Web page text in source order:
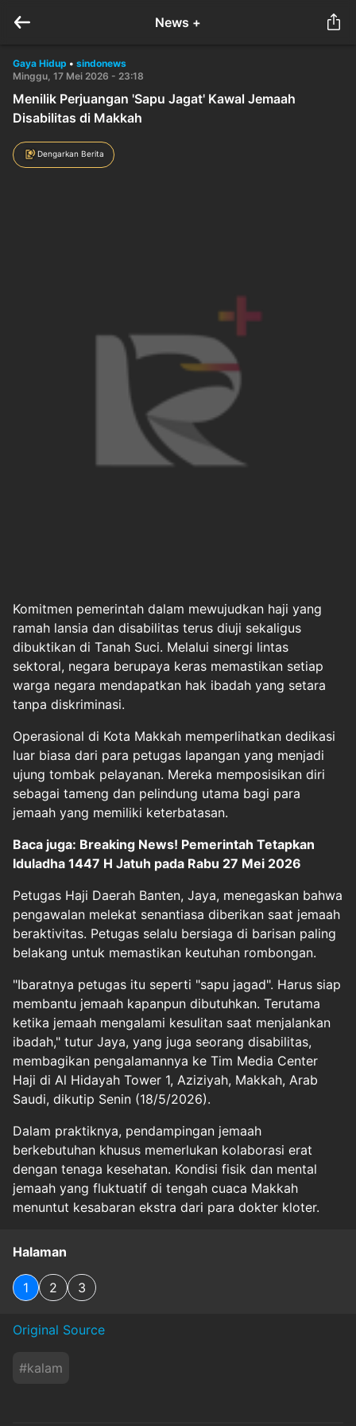
News +
Gaya Hidup • sindonews
Minggu, 17 Mei 2026 - 23:18
Menilik Perjuangan 'Sapu Jagat' Kawal Jemaah
Disabilitas di Makkah
Dengarkan Berita
Komitmen pemerintah dalam mewujudkan haji yang
ramah lansia dan disabilitas terus diuji sekaligus
dibuktikan di Tanah Suci. Melalui sinergi lintas
sektoral, negara berupaya keras memastikan setiap
warga negara mendapatkan hak ibadah yang setara
tanpa diskriminasi.
Operasional di Kota Makkah memperlihatkan dedikasi
luar biasa dari para petugas lapangan yang menjadi
ujung tombak pelayanan. Mereka memposisikan diri
sebagai tameng dan pelindung utama bagi para
jemaah yang memiliki keterbatasan.
Baca juga: Breaking News! Pemerintah Tetapkan
Iduladha 1447 H Jatuh pada Rabu 27 Mei 2026
Petugas Haji Daerah Banten, Jaya, menegaskan bahwa
pengawalan melekat senantiasa diberikan saat jemaah
beraktivitas. Petugas selalu bersiaga di barisan paling
belakang untuk memastikan keutuhan rombongan.
"Ibaratnya petugas itu seperti "sapu jagad". Harus siap
membantu jemaah kapanpun dibutuhkan. Terutama
ketika jemaah mengalami kesulitan saat menjalankan
ibadah," tutur Jaya, yang juga seorang disabilitas,
membagikan pengalamannya ke Tim Media Center
Haji di Al Hidayah Tower 1, Aziziyah, Makkah, Arab
Saudi, dikutip Senin (18/5/2026).
Dalam praktiknya, pendampingan jemaah
berkebutuhan khusus memerlukan kolaborasi erat
dengan tenaga kesehatan. Kondisi fisik dan mental
jemaah yang fluktuatif di tengah cuaca Makkah
menuntut kesabaran ekstra dari para dokter kloter.
Halaman
1 2 3
Original Source
#kalam